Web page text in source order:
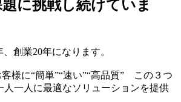
に挑戦し続けていま
創業20年になります。
様に“簡単”“速い”“高品質” この３つ
人一人に最適なソリューションを提供